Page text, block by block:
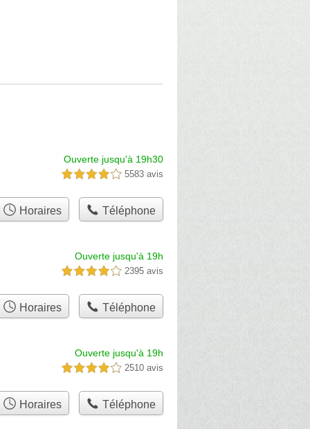
Ouverte jusqu'à 19h30
4,0 étoiles sur 5 5583 avis
Horaires Téléphone
Ouverte jusqu'à 19h
4,0 étoiles sur 5 2395 avis
Horaires Téléphone
Ouverte jusqu'à 19h
4,0 étoiles sur 5 2510 avis
Horaires Téléphone